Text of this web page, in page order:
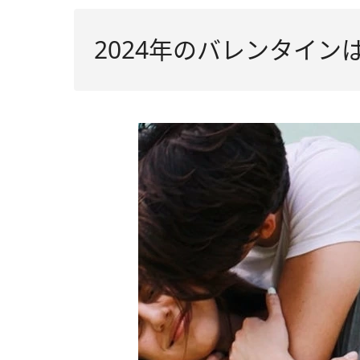
2024年のバレンタイン